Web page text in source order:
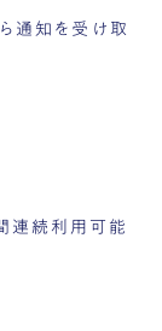
通知を受け取
連続利用可能